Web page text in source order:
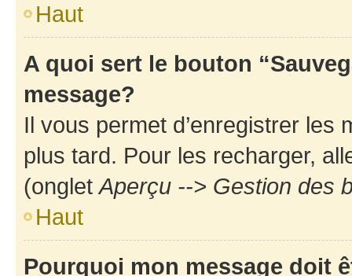
Haut
A quoi sert le bouton
message?
Il vous permet d’enregistrer
plus tard. Pour les recharger,
(ongletAperçu --> Gestion des
Haut
Pourquoi mon message doit